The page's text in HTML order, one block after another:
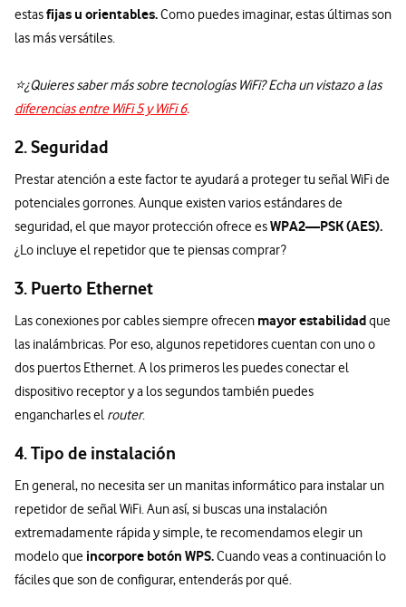
estasfijas u orientables.Como puedes imaginar, estas últimas son
las más versátiles.
⭐¿Quieres saber más sobre tecnologías WiFi? Echa un vistazo a las
diferencias entre WiFi 5 y WiFi 6.
2. Seguridad
Prestar atención a este factor te ayudará a proteger tu señal WiFi de
potenciales gorrones. Aunque existen varios estándares de
seguridad, el que mayor protección ofrece esWPA2—PSK (AES).
¿Lo incluye el repetidor que te piensas comprar?
3. Puerto Ethernet
Las conexiones por cables siempre ofrecen mayor estabilidadque
las inalámbricas. Por eso, algunos repetidores cuentan con uno o
dos puertos Ethernet. A los primeros les puedes conectar el
dispositivo receptor y a los segundos también puedes
engancharles el router.
4. Tipo de instalación
En general, no necesita ser un manitas informático para instalar un
repetidor de señal WiFi. Aun así, si buscas una instalación
extremadamente rápida y simple, te recomendamos elegir un
modelo que incorpore botón WPS.Cuando veas a continuación lo
fáciles que son de configurar, entenderás por qué.